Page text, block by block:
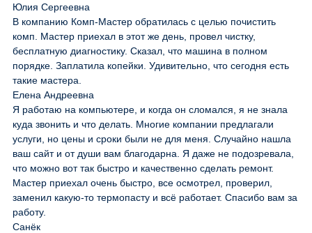
Юлия Сергеевна
В компанию Комп-Мастер обратилась с целью почистить
комп. Мастер приехал в этот же день, провел чистку,
бесплатную диагностику. Сказал, что машина в полном
порядке. Заплатила копейки. Удивительно, что сегодня есть
такие мастера.
Елена Андреевна
Я работаю на компьютере, и когда он сломался, я не знала
куда звонить и что делать. Многие компании предлагали
услуги, но цены и сроки были не для меня. Случайно нашла
ваш сайт и от души вам благодарна. Я даже не подозревала,
что можно вот так быстро и качественно сделать ремонт.
Мастер приехал очень быстро, все осмотрел, проверил,
заменил какую-то термопасту и всё работает. Спасибо вам за
работу.
Санёк